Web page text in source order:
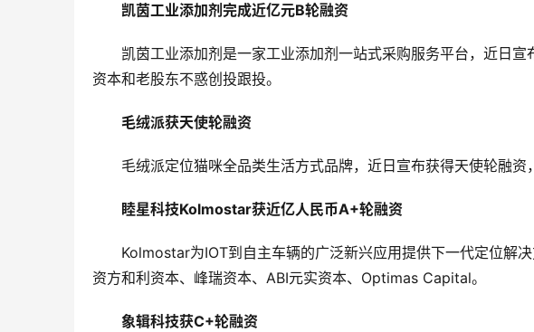
凯茵工业添加剂完成近亿元B轮融资
凯茵工业添加剂是一家工业添加剂一站式采购服务平台，近日
资本和老股东不惑创投跟投。
毛绒派获天使轮融资
毛绒派定位猫咪全品类生活方式品牌，近日宣布获得天使轮融资
睦星科技Kolmostar获近亿人民币A+轮融资
Kolmostar为IOT到自主车辆的广泛新兴应用提供下一代定位解
资方和利资本、峰瑞资本、ABI元实资本、Optimas Capital。
象辑科技获C+轮融资